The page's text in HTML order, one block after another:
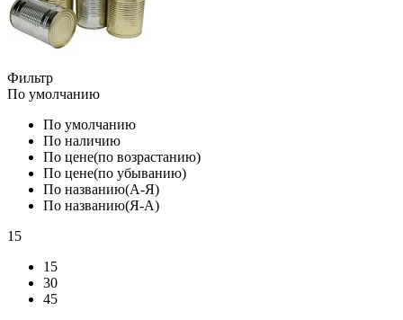
Фильтр
По умолчанию
По умолчанию
По наличию
По цене(по возрастанию)
По цене(по убыванию)
По названию(А-Я)
По названию(Я-А)
15
15
30
45